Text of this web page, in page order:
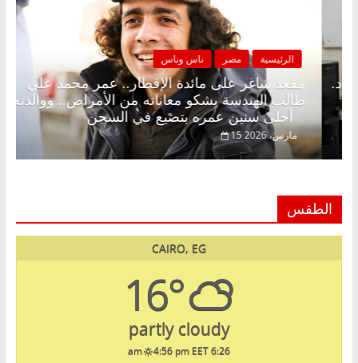
الرئيسية
مقعد شاغر على
طالب الهندسة
أحلى سنين عمره بتضيع في السجن
15 مارس، 2026
ناس وناس
وبلكونة بلا زينة رمضان.. د.
خبير اقتصادي في انتظار حلم
الطقس
CAIRO, EG
16°
partly cloudy
6:26 am
4:56 pm EET